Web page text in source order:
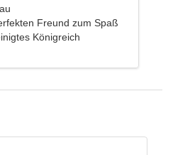
Freund zum Spaß
Königreich